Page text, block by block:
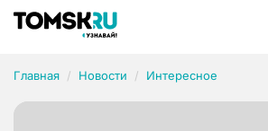
Главная Новости Интересное